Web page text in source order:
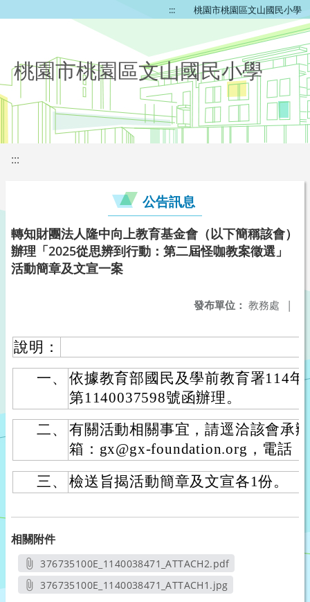
::: 桃園市桃園區文山國民小學
桃園市桃園區文山國民小學
:::
公告訊息
轉知財團法人隆中向上教育基金會（以下簡稱該會）
辦理「2025從思辨到行動：第二屆怪咖教案徵選」
活動簡章及文宣一案
發布單位： 教務處 |
說明：
一、
依據教育部國民及學前教育署114
第1140037598號函辦理。
二、
有關活動相關事宜，請逕洽該會承
箱：gx@gx-foundation.org，電話
三、
檢送旨揭活動簡章及文宣各1份。
相關附件
376735100E_1140038471_ATTACH2.pdf
另開新視窗
376735100E_1140038471_ATTACH1.jpg